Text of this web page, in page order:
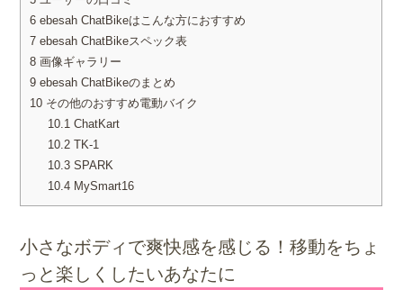
6 ebesah ChatBikeはこんな方におすすめ
7 ebesah ChatBikeスペック表
8 画像ギャラリー
9 ebesah ChatBikeのまとめ
10 その他のおすすめ電動バイク
10.1 ChatKart
10.2 TK-1
10.3 SPARK
10.4 MySmart16
小さなボディで爽快感を感じる！移動をちょ
っと楽しくしたいあなたに